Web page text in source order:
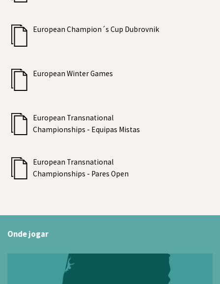
European Champion´s Cup Dubrovnik
European Winter Games
European Transnational
Championships - Equipas Mistas
European Transnational
Championships - Pares Open
Onde jogar